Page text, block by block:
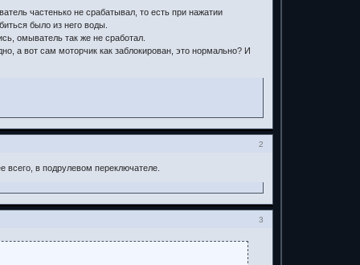
частенько не срабатывал, то есть при нажатии
было из него воды.
омыватель так же не сработал.
а вот сам моторчик как заблокирован, это нормально? И
2
всего, в подрулевом переключателе.
3